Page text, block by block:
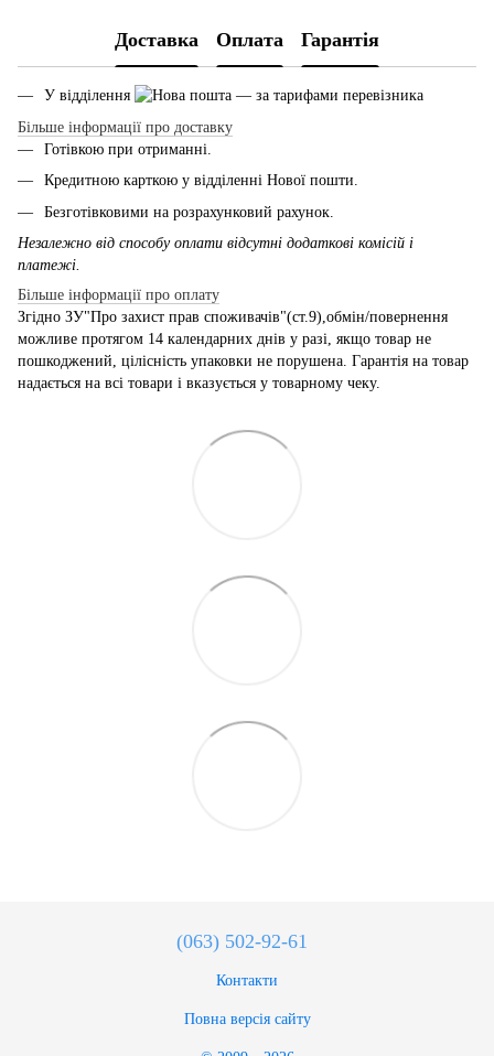
Доставка Оплата Гарантія
У відділення
— за тарифами перевізника
Більше інформації про доставку
Готівкою при отриманні.
Кредитною карткою у відділенні Нової пошти.
Безготівковими на розрахунковий рахунок.
Незалежно від способу оплати відсутні додаткові комісій і
платежі.
Більше інформації про оплату
Згідно ЗУ"Про захист прав споживачів"(ст.9),обмін/повернення
можливе протягом 14 календарних днів у разі, якщо товар не
пошкоджений, цілісність упаковки не порушена. Гарантія на товар
надається на всі товари і вказується у товарному чеку.
(063) 502-92-61
Контакти
Повна версія сайту